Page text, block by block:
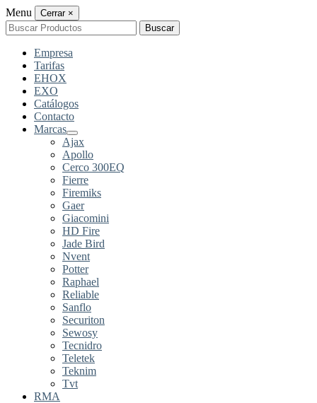
Menu Cerrar ×
Buscar
por:
Buscar
Empresa
Tarifas
EHOX
EXO
Catálogos
Contacto
Marcas
Ajax
Apollo
Cerco 300EQ
Fierre
Firemiks
Gaer
Giacomini
HD Fire
Jade Bird
Nvent
Potter
Raphael
Reliable
Sanflo
Securiton
Sewosy
Tecnidro
Teletek
Teknim
Tvt
RMA